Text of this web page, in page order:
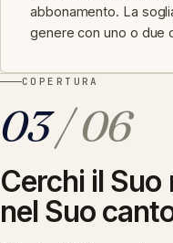
abbonamento. La
genere con uno o due
COPERTURA
03/ 06
Cerchi il Suo
nel Suo